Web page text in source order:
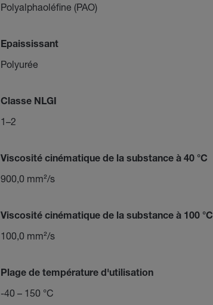
Polyalphaoléfine (PAO)
Epaississant
Polyurée
Classe NLGI
1–2
Viscosité cinématique de la substance à 40 °C
900,0 mm²/s
Viscosité cinématique de la substance à 100 °C
100,0 mm²/s
Plage de température d'utilisation
-40 – 150 °C